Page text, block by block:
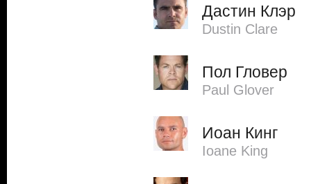
Дастин Клэр
Dustin Clare
Пол Гловер
Paul Glover
Иоан Кинг
Ioane King